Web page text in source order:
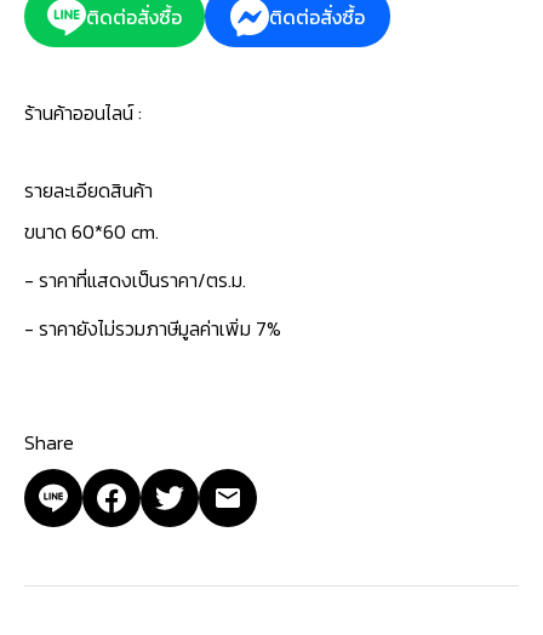
ติดต่อสั่งซื้อ
ติดต่อสั่งซื้อ
ร้านค้าออนไลน์ :
รายละเอียดสินค้า
ขนาด 60*60 cm.
- ราคาที่แสดงเป็นราคา/ตร.ม.
- ราคายังไม่รวมภาษีมูลค่าเพิ่ม 7%
Share